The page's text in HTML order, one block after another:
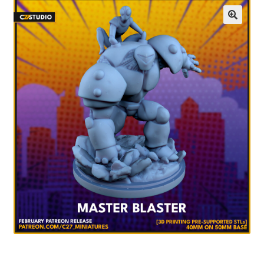
My account
Shop
Wishlist